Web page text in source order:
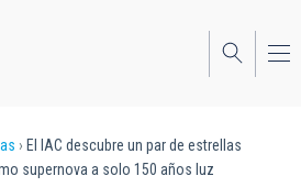
El IAC descubre un par de estrellas
supernova a solo 150 años luz